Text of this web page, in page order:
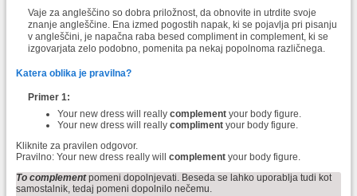
Vaje za angleščino so dobra priložnost, da obnovite in utrdite svoje
znanje angleščine. Ena izmed pogostih napak, ki se pojavlja pri pisanju
v angleščini, je napačna raba besed compliment in complement, ki se
izgovarjata zelo podobno, pomenita pa nekaj popolnoma različnega.
Katera oblika je pravilna?
Primer 1:
Your new dress will really complement your body figure.
Your new dress will really compliment your body figure.
Kliknite za pravilen odgovor.
Pravilno: Your new dress really will complement your body figure.
To complementpomeni dopolnjevati. Beseda se lahko uporablja tudi kot
samostalnik, tedaj pomeni dopolnilo nečemu.